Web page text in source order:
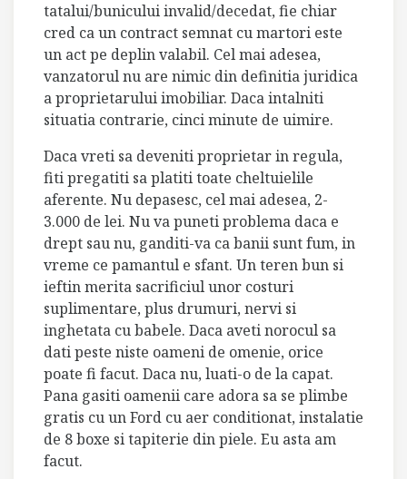
tatalui/bunicului invalid/decedat, fie chiar
cred ca un contract semnat cu martori este
un act pe deplin valabil. Cel mai adesea,
vanzatorul nu are nimic din definitia juridica
a proprietarului imobiliar. Daca intalniti
situatia contrarie, cinci minute de uimire.
Daca vreti sa deveniti proprietar in regula,
fiti pregatiti sa platiti toate cheltuielile
aferente. Nu depasesc, cel mai adesea, 2-
3.000 de lei. Nu va puneti problema daca e
drept sau nu, ganditi-va ca banii sunt fum, in
vreme ce pamantul e sfant. Un teren bun si
ieftin merita sacrificiul unor costuri
suplimentare, plus drumuri, nervi si
inghetata cu babele. Daca aveti norocul sa
dati peste niste oameni de omenie, orice
poate fi facut. Daca nu, luati-o de la capat.
Pana gasiti oamenii care adora sa se plimbe
gratis cu un Ford cu aer conditionat, instalatie
de 8 boxe si tapiterie din piele. Eu asta am
facut.